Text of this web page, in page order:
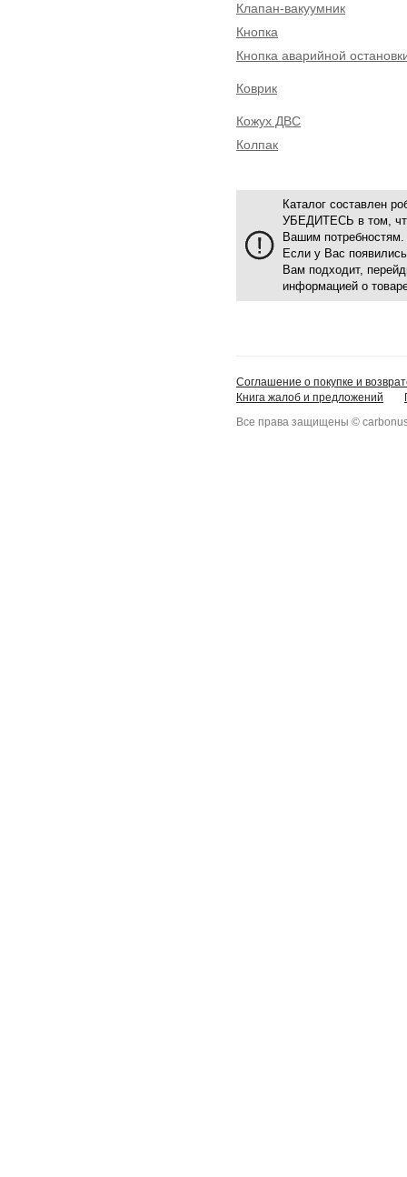
Клапан-вакуумник
Кнопка
Кнопка аварийной
Коврик
Кожух ДВС
Колпак
Каталог составлен
УБЕДИТЕСЬ в том, что
Вашим потребностям.
Если у Вас
Вам подходит,
информацией о
Соглашение о покупке и
Книга жалоб и предложений
Все права защищены ©